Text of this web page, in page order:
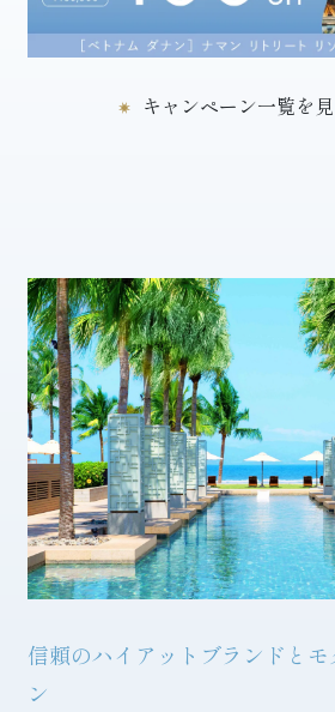
キャンペーン一覧を見
信頼のハイアットブランドとモ
ン